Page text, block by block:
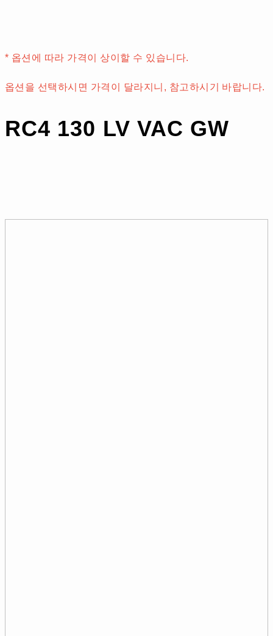
* 옵션에 따라 가격이 상이할 수 있습니다.
옵션을 선택하시면 가격이 달라지니, 참고하시기 바랍니다.
RC4 130 LV VAC GW